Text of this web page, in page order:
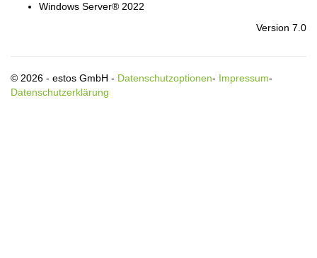
Windows Server® 2022
Version 7.0
© 2026 - estos GmbH - Datenschutzoptionen- Impressum-
Datenschutzerklärung